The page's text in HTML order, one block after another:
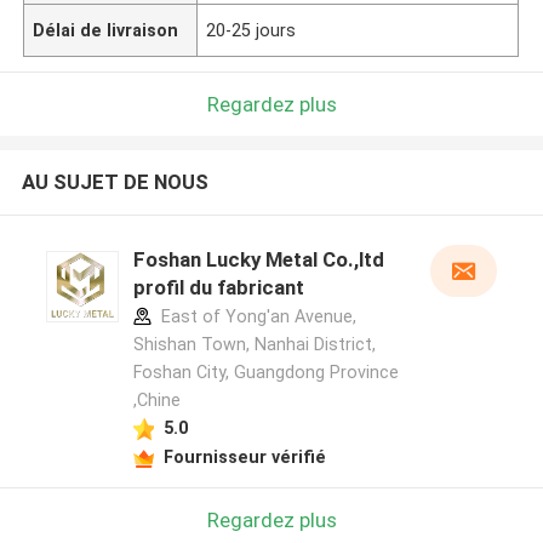
Délai de livraison 20-25 jours
Regardez plus
AU SUJET DE NOUS
Foshan Lucky Metal Co.,ltd
profil du fabricant
East of Yong'an Avenue,
Shishan Town, Nanhai District,
Foshan City, Guangdong Province
,Chine
5.0
Fournisseur vérifié
Regardez plus